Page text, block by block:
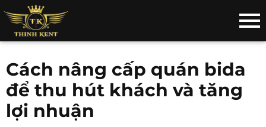
Cách nâng cấp quán bida
để thu hút khách và tăng
lợi nhuận